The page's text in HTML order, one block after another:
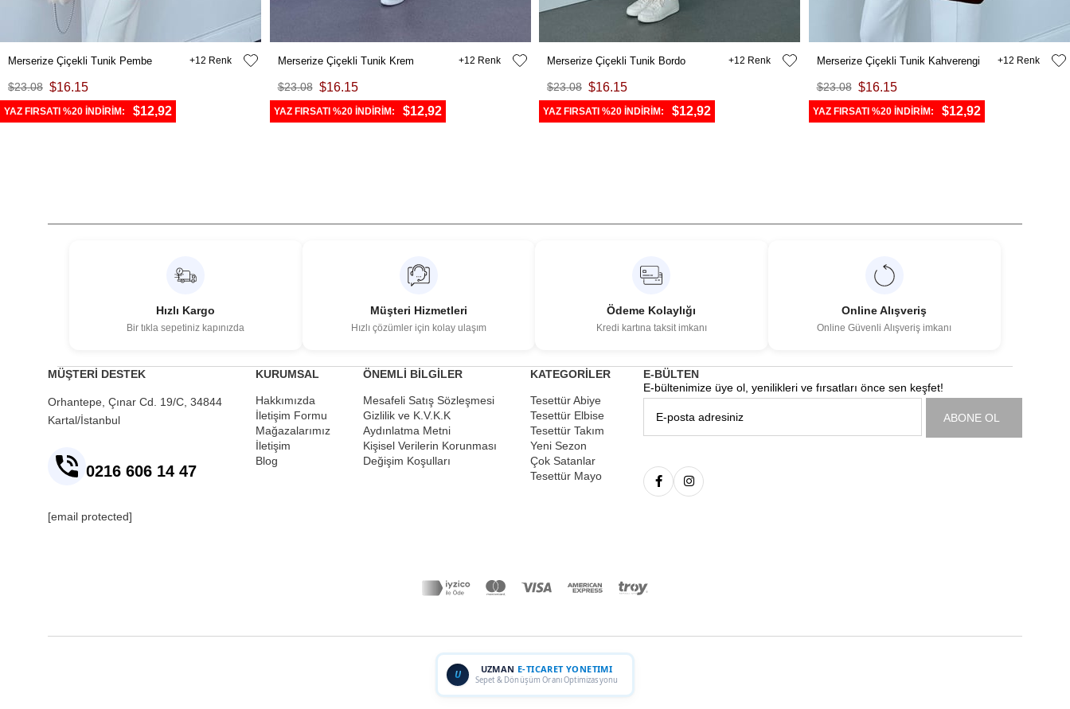
Merserize Çiçekli Tunik Pembe
$16.15
$23.08
12
YAZ FIRSATI %20 İNDİRİM: $12,92
Merserize Çiçekli Tunik Krem
$16.15
$23.08
12
YAZ FIRSATI %20 İNDİRİM: $12,92
Merserize Çiçekli Tunik Bordo
$16.15
$23.08
12
YAZ FIRSATI %20 İNDİRİM: $12,92
Merserize Çiçekli Tunik Kahverengi
$16.15
$23.08
12
YAZ FIRSATI %20 İNDİRİM: $12,92
Hızlı Kargo
Bir tıkla sepetiniz kapınızda
Müşteri Hizmetleri
Hızlı çözümler için kolay ulaşım
Ödeme Kolaylığı
Kredi kartına taksit imkanı
Online Alışveriş
Online Güvenli Alışveriş imkanı
MÜŞTERİ DESTEK
Orhantepe, Çınar Cd. 19/C, 34844
Kartal/İstanbul
0216 606 14 47
[email protected]
KURUMSAL
Hakkımızda
İletişim Formu
Mağazalarımız
İletişim
Blog
ÖNEMLİ BİLGİLER
Mesafeli Satış Sözleşmesi
Gizlilik ve K.V.K.K
Aydınlatma Metni
Kişisel Verilerin Korunması
Değişim Koşulları
KATEGORİLER
Tesettür Abiye
Tesettür Elbise
Tesettür Takım
Yeni Sezon
Çok Satanlar
Tesettür Mayo
E-BÜLTEN
E-bültenimize üye ol, yenilikleri ve fırsatları önce sen keşfet!
ABONE OL
U UZMAN E-TICARET YONETIMI
Sepet & Dönüşüm Oranı Optimizasyonu